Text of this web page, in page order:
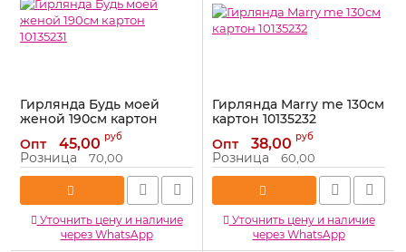
Гирлянда Будь моей
женой 190см картон
Артикул: 10135231
Опт 45,00 руб
Розница 70,00
Уточнить цену и наличие
через WhatsApp
Гирлянда Marry me 130см
картон 10135232
Артикул: 10135232
Опт 38,00 руб
Розница 60,00
Уточнить цену и наличие
через WhatsApp